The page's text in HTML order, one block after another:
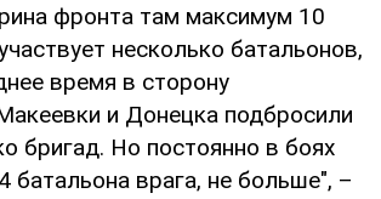
фронта там максимум 10
несколько батальонов,
время в сторону
и Донецка подбросили
бригад. Но постоянно в боях
батальона врага, не больше", –